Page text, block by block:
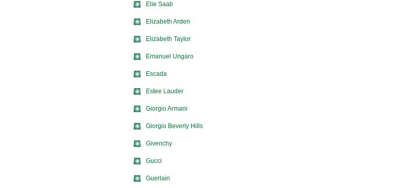
Elie Saab
Elizabeth Arden
Elizabeth Taylor
Emanuel Ungaro
Escada
Estee Lauder
Giorgio Armani
Giorgio Beverly Hills
Givenchy
Gucci
Guerlain